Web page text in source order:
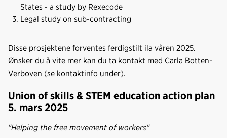
States - a study by Rexecode
Legal study on sub-contracting
Disse prosjektene forventes ferdigstilt ila våren 2025.
Ønsker du å vite mer kan du ta kontakt med Carla Botten-
Verboven (se kontaktinfo under).
Union of skills & STEM education action plan
5. mars 2025
"Helping the free movement of workers"